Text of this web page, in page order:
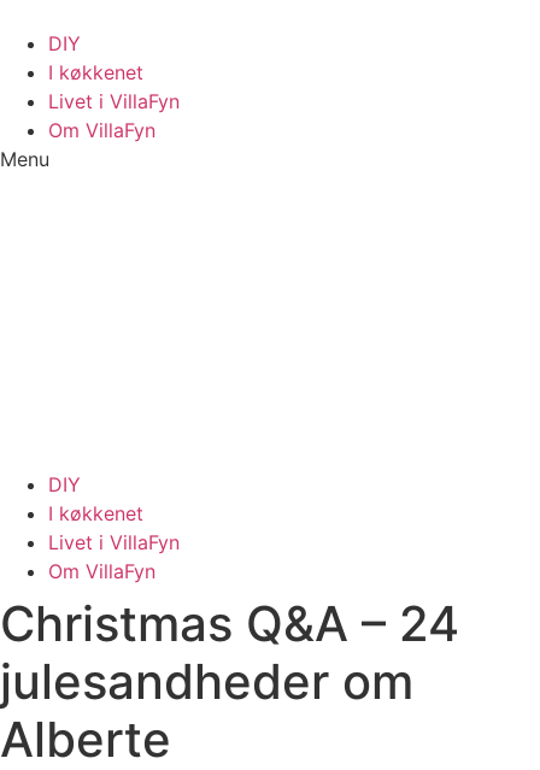
indhold
DIY
I køkkenet
Livet i VillaFyn
Om VillaFyn
Menu
DIY
I køkkenet
Livet i VillaFyn
Om VillaFyn
Christmas Q&A – 24
julesandheder om
Alberte